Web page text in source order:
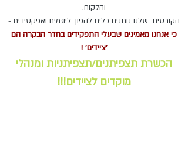
והלקוח.
הקורסים שלנו נותנים כלים להפוך ליוזמים ואפקטיבים -
כי אנחנו מאמינים שבעלי התפקידים בחדר הבקרה הם
'ציידים' !
הכשרת תצפיתנים/תצפיתניות ומנהלי
מוקדים לציידים!!!